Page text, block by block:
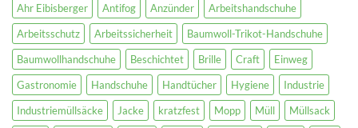
Ahr Eibisberger Antifog Anzünder
Arbeitshandschuhe
Arbeitsschutz
Arbeitssicherheit
Baumwoll-Trikot-Handschuhe
Baumwollhandschuhe
Beschichtet Brille Craft
Einweg
Gastronomie
Handschuhe Handtücher Hygiene
Industrie
Industriemüllsäcke
Jacke kratzfest Mopp Müll
Müllsack